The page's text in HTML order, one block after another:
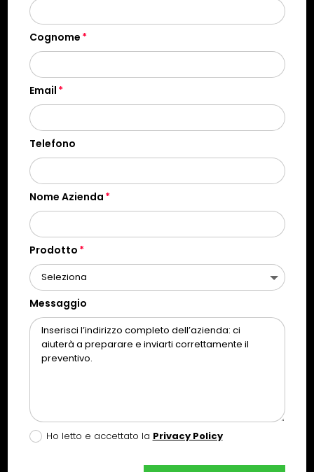
Cognome
Email
Telefono
Nome Azienda
Prodotto
Messaggio
Ho letto e accettato la Privacy Policy